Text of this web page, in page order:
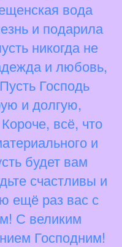
вода
и подарила
никогда не
и любовь,
Господь
и долгую,
всё, что
и
будет вам
счастливы и
ещё раз вас с
С великим
Господним!